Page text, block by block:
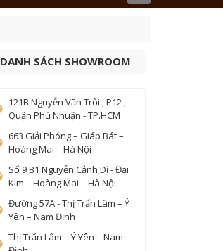
DANH SÁCH SHOWROOM
121B Nguyễn Văn Trỗi , P12 ,
Quận Phú Nhuận - TP.HCM
663 Giải Phóng – Giáp Bát –
Hoàng Mai – Hà Nội
Số 9 B1 Nguyễn Cảnh Dị - Đại
Kim – Hoàng Mai – Hà Nội
Đường 57A - Thị Trấn Lâm – Ý
Yên – Nam Định
Thị Trấn Lâm – Ý Yên – Nam